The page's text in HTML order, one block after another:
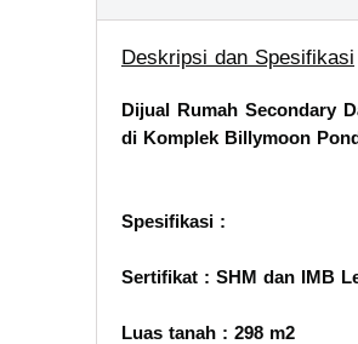
Deskripsi dan Spesifikasi
Dijual Rumah Secondary
di Komplek Billymoon
Spesifikasi :
Sertifikat : SHM dan IMB
Luas tanah : 298 m2